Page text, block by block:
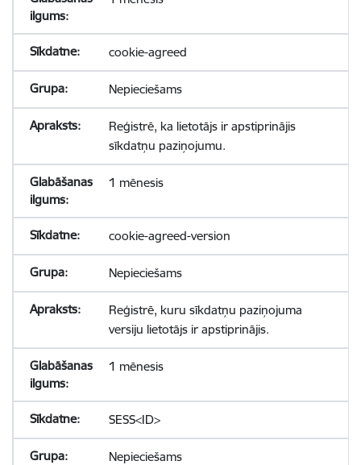
cookie-agreed
Nepieciešams
Reģistrē, ka lietotājs ir apstiprinājis
sīkdatņu paziņojumu.
1 mēnesis
cookie-agreed-version
Nepieciešams
Reģistrē, kuru sīkdatņu paziņojuma
versiju lietotājs ir apstiprinājis.
1 mēnesis
SESS<ID>
Nepieciešams